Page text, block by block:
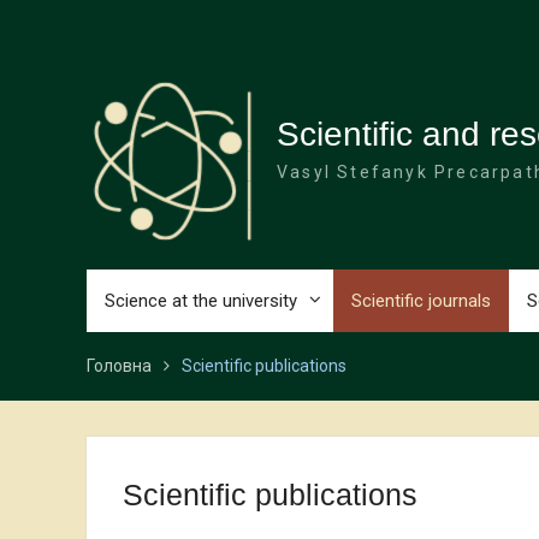
Scientific and
Vasyl Stefanyk
Science at the university Scientific journals
Головна Scientific publications
Scientific publications